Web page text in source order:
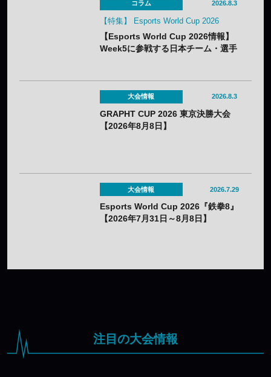
コラム 2026.8.3
【特集】 Esports World Cup 2026
【Esports World Cup 2026情報】
Week5に参戦する日本チーム・選手
大会情報 2026.8.3
GRAPHT CUP 2026 東京決勝大会
【2026年8月8日】
大会情報 2026.7.29
Esports World Cup 2026『鉄拳8』
【2026年7月31日～8月8日】
注目の大会情報